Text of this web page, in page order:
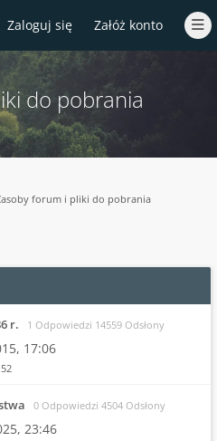
Zaloguj się Załóż konto
do pobrania
forum i pliki do pobrania
r. 1 Odpowiedzi 14559 Odsłony
17:06
0 Odpowiedzi 4504 Odsłony
23:46